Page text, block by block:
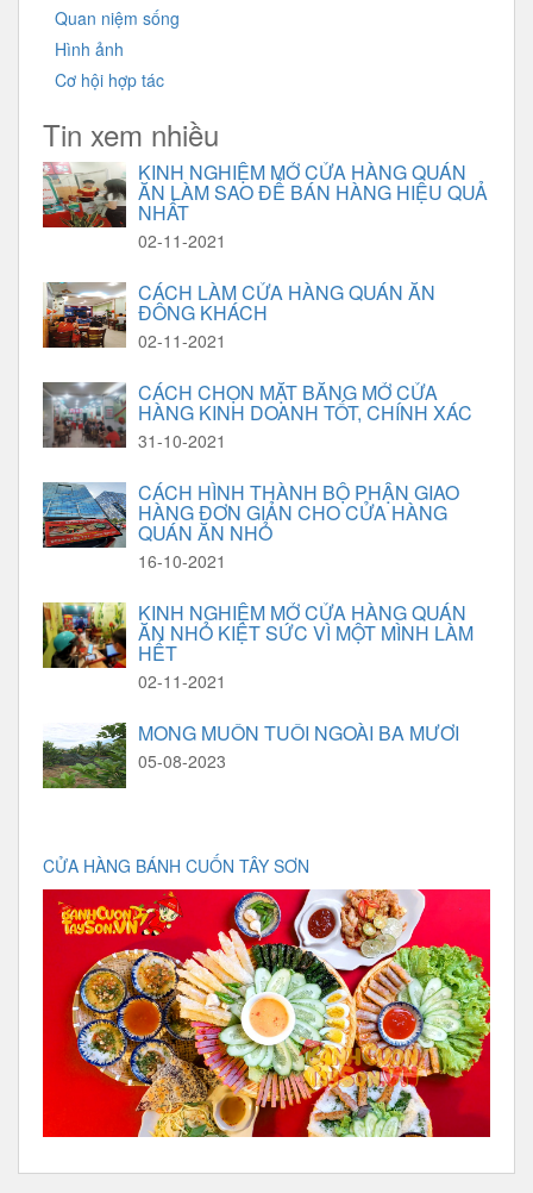
Quan niệm sống
Hình ảnh
Cơ hội hợp tác
Tin xem nhiều
KINH NGHIỆM MỞ CỬA HÀNG QUÁN
ĂN LÀM SAO ĐỂ BÁN HÀNG HIỆU QUẢ
NHẤT
02-11-2021
CÁCH LÀM CỬA HÀNG QUÁN ĂN
ĐÔNG KHÁCH
02-11-2021
CÁCH CHỌN MẶT BẰNG MỞ CỬA
HÀNG KINH DOANH TỐT, CHÍNH XÁC
31-10-2021
CÁCH HÌNH THÀNH BỘ PHẬN GIAO
HÀNG ĐƠN GIẢN CHO CỬA HÀNG
QUÁN ĂN NHỎ
16-10-2021
KINH NGHIỆM MỞ CỬA HÀNG QUÁN
ĂN NHỎ KIỆT SỨC VÌ MỘT MÌNH LÀM
HẾT
02-11-2021
MONG MUỐN TUỔI NGOÀI BA MƯƠI
05-08-2023
CỬA HÀNG BÁNH CUỐN TÂY SƠN